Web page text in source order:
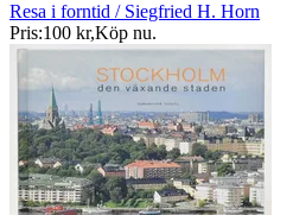
Resa i forntid / Siegfried H. Horn
Pris:100 kr,Köp nu.